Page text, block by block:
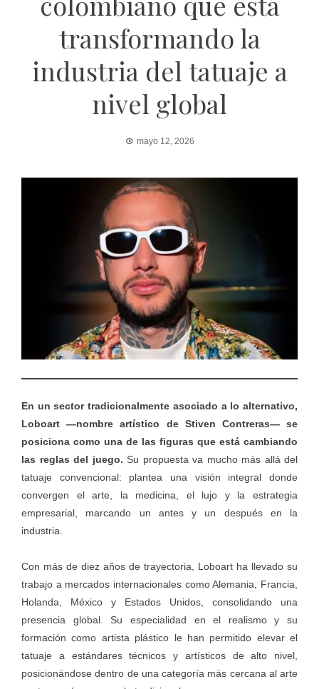
transformando la
industria del tatuaje a
nivel global
mayo 12, 2026
En un sector tradicionalmente asociado a lo alternativo,
Loboart —nombre artístico de Stiven Contreras— se
posiciona como una de las figuras que está cambiando
las reglas del juego. Su propuesta va mucho más allá del
tatuaje convencional: plantea una visión integral donde
convergen el arte, la medicina, el lujo y la estrategia
empresarial, marcando un antes y un después en la
industria.
Con más de diez años de trayectoria, Loboart ha llevado su
trabajo a mercados internacionales como Alemania, Francia,
Holanda, México y Estados Unidos, consolidando una
presencia global. Su especialidad en el realismo y su
formación como artista plástico le han permitido elevar el
tatuaje a estándares técnicos y artísticos de alto nivel,
posicionándose dentro de una categoría más cercana al arte